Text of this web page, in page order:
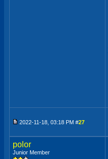
2022-11-18, 03:18 PM #27
polor
Junior Member